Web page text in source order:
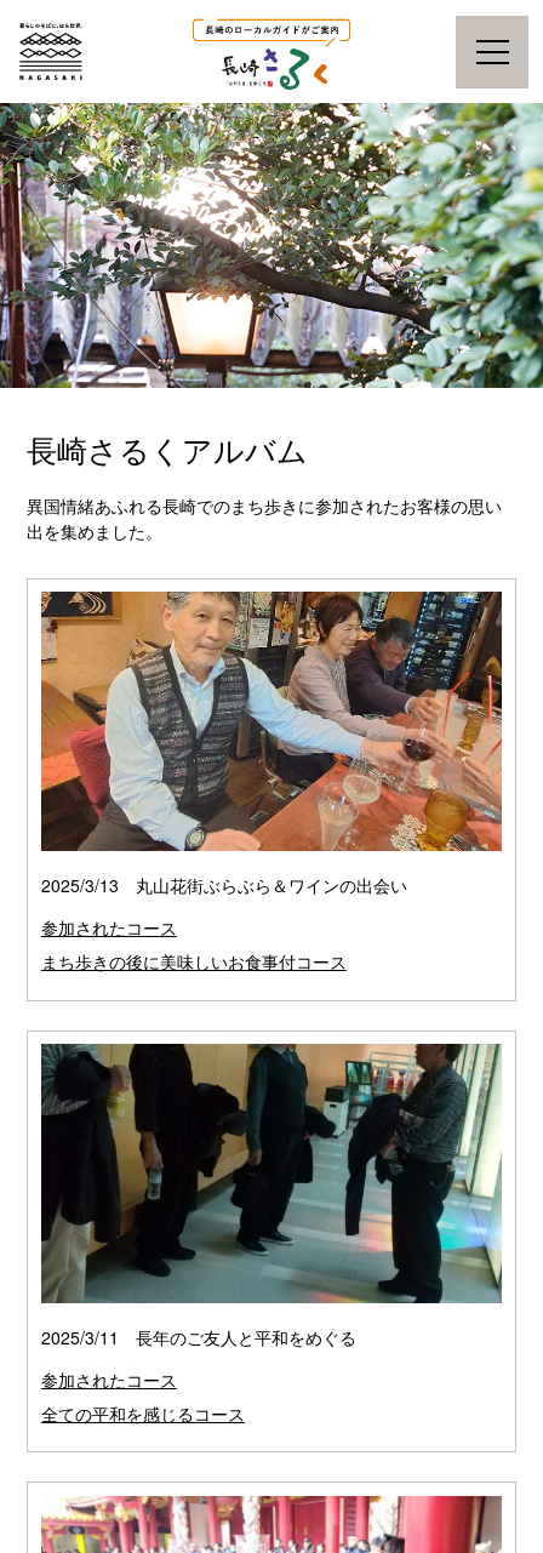
長崎さるくアルバム
異国情緒あふれる長崎でのまち歩きに参加されたお客様の思い
出を集めました。
2025/3/13 丸山花街ぶらぶら＆ワインの出会い
参加されたコース
まち歩きの後に美味しいお食事付コース
2025/3/11 長年のご友人と平和をめぐる
参加されたコース
全ての平和を感じるコース